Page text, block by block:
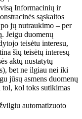
visą Informacinių ir
sąskaitos
jų nutraukimo – per
Jeigu duomenų
teisėtu interesu,
šių teisėtų interesų
aktų nustatytų
bet ne ilgiau nei iki
jūsų asmens duomenų
kol toks sutikimas
automatizuoto